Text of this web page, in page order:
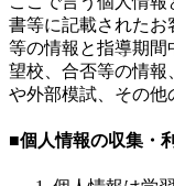
書等に記載されたお
等の情報と指導期間
望校、合否等の情報
や外部模試、その他
■個人情報の収集・